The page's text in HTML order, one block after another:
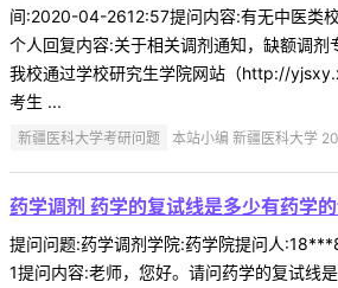
间:2020-04-2612:57提问内容:有无中医类
个人回复内容:关于相关调剂通知，缺额调剂
我校通过学校研究生学院网站（http://
考生 ...
新疆医科大学考研问题 本站小编 新疆医科大学
药学调剂 药学的复试线是多少有药学
提问问题:药学调剂学院:药学院提问人
1提问内容:老师，您好。请问药学的复试线